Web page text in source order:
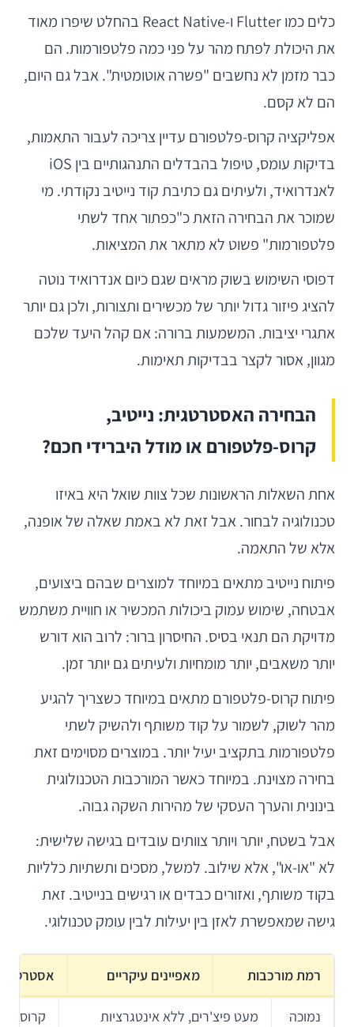
כלים כמו Flutter ו-React Native בהחלט שיפרו מאוד
את היכולת לפתח מהר על פני כמה פלטפורמות. הם
כבר מזמן לא נחשבים "פשרה אוטומטית". אבל גם היום,
הם לא קסם.
אפליקציה קרוס-פלטפורם עדיין צריכה לעבור התאמות,
בדיקות עומס, טיפול בהבדלים התנהגותיים בין iOS
לאנדרואיד, ולעיתים גם כתיבת קוד נייטיב נקודתי. מי
שמוכר את הבחירה הזאת כ"כפתור אחד לשתי
פלטפורמות" פשוט לא מתאר את המציאות.
דפוסי השימוש בשוק מראים שגם כיום אנדרואיד נוטה
להציג פיזור גדול יותר של מכשירים ותצורות, ולכן גם יותר
אתגרי יציבות. המשמעות ברורה: אם קהל היעד שלכם
מגוון, אסור לקצר בבדיקות תאימות.
הבחירה האסטרטגית: נייטיב,
קרוס-פלטפורם או מודל היברידי חכם?
אחת השאלות הראשונות שכל צוות שואל היא באיזו
טכנולוגיה לבחור. אבל זאת לא באמת שאלה של אופנה,
אלא של התאמה.
פיתוח נייטיב מתאים במיוחד למוצרים שבהם ביצועים,
אבטחה, שימוש עמוק ביכולות המכשיר או חוויית משתמש
מדויקת הם תנאי בסיס. החיסרון ברור: לרוב הוא דורש
יותר משאבים, יותר מומחיות ולעיתים גם יותר זמן.
פיתוח קרוס-פלטפורם מתאים במיוחד כשצריך להגיע
מהר לשוק, לשמור על קוד משותף ולהשיק לשתי
פלטפורמות בתקציב יעיל יותר. במוצרים מסוימים זאת
בחירה מצוינת. במיוחד כאשר המורכבות הטכנולוגית
בינונית והערך העסקי של מהירות השקה גבוה.
אבל בשטח, יותר ויותר צוותים עובדים בגישה שלישית:
לא "או-או", אלא שילוב. למשל, מסכים ותשתיות כלליות
בקוד משותף, ואזורים כבדים או רגישים בנייטיב. זאת
גישה שמאפשרת לאזן בין יעילות לבין עומק טכנולוגי.
רמת מורכבות מאפיינים עיקריים
נמוכה
מעט פיצ'רים, ללא אינטגרציות
קרוס-